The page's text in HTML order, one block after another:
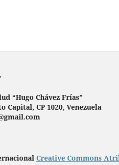
“Hugo Chávez Frías”
Capital, CP 1020, Venezuela
Creative Commons